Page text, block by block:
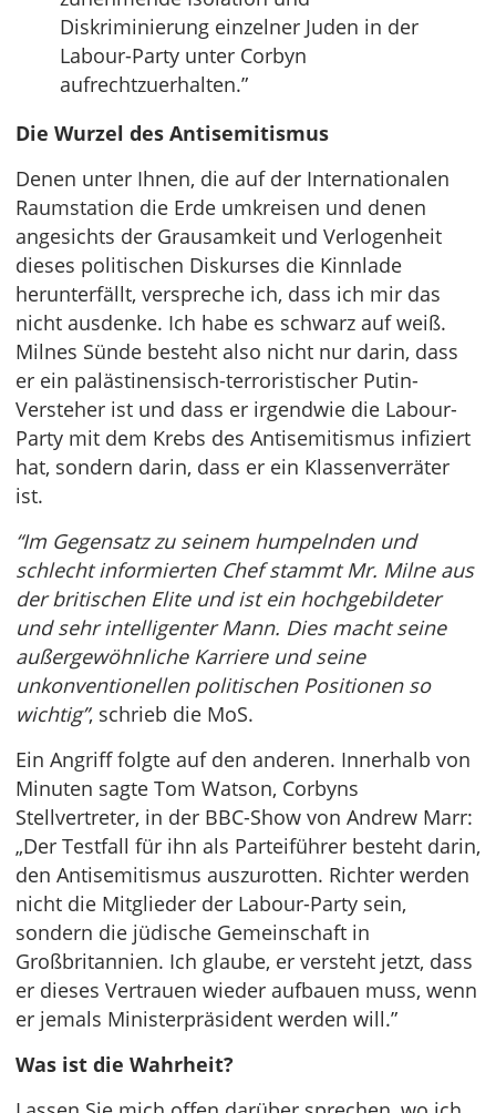
Diskriminierung einzelner Juden in der
Labour-Party unter Corbyn
aufrechtzuerhalten.”
Die Wurzel des Antisemitismus
Denen unter Ihnen, die auf der Internationalen
Raumstation die Erde umkreisen und denen
angesichts der Grausamkeit und Verlogenheit
dieses politischen Diskurses die Kinnlade
herunterfällt, verspreche ich, dass ich mir das
nicht ausdenke. Ich habe es schwarz auf weiß.
Milnes Sünde besteht also nicht nur darin, dass
er ein palästinensisch-terroristischer Putin-
Versteher ist und dass er irgendwie die Labour-
Party mit dem Krebs des Antisemitismus infiziert
hat, sondern darin, dass er ein Klassenverräter
ist.
“Im Gegensatz zu seinem humpelnden und
schlecht informierten Chef stammt Mr. Milne aus
der britischen Elite und ist ein hochgebildeter
und sehr intelligenter Mann. Dies macht seine
außergewöhnliche Karriere und seine
unkonventionellen politischen Positionen so
wichtig”, schrieb die MoS.
Ein Angriff folgte auf den anderen. Innerhalb von
Minuten sagte Tom Watson, Corbyns
Stellvertreter, in der BBC-Show von Andrew Marr:
„Der Testfall für ihn als Parteiführer besteht darin,
den Antisemitismus auszurotten. Richter werden
nicht die Mitglieder der Labour-Party sein,
sondern die jüdische Gemeinschaft in
Großbritannien. Ich glaube, er versteht jetzt, dass
er dieses Vertrauen wieder aufbauen muss, wenn
er jemals Ministerpräsident werden will.”
Was ist die Wahrheit?